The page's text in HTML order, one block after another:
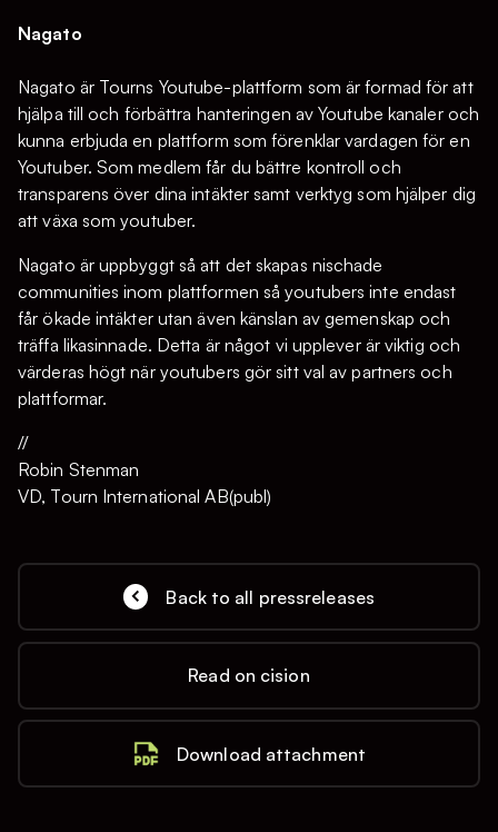
Nagato
Nagato är Tourns Youtube-plattform som är formad för att
hjälpa till och förbättra hanteringen av Youtube kanaler och
kunna erbjuda en plattform som förenklar vardagen för en
Youtuber. Som medlem får du bättre kontroll och
transparens över dina intäkter samt verktyg som hjälper dig
att växa som youtuber.
Nagato är uppbyggt så att det skapas nischade
communities inom plattformen så youtubers inte endast
får ökade intäkter utan även känslan av gemenskap och
träffa likasinnade. Detta är något vi upplever är viktig och
värderas högt när youtubers gör sitt val av partners och
plattformar.
//
Robin Stenman
VD, Tourn International AB(publ)
Back to all pressreleases
Read on cision
Download attachment